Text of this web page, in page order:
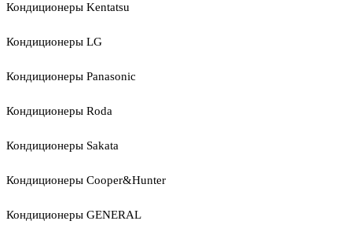
Кондиционеры Kentatsu
Кондиционеры LG
Кондиционеры Panasonic
Кондиционеры Roda
Кондиционеры Sakata
Кондиционеры Cooper&Hunter
Кондиционеры GENERAL